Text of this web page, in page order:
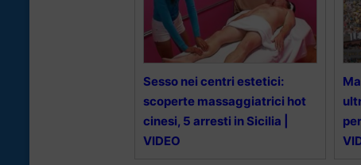
Sesso nei centri estetici:
scoperte massaggiatrici hot
cinesi, 5 arresti in Sicilia |
VIDEO